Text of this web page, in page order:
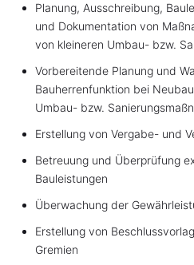
Planung, Ausschreibung,
und Dokumentation von
von kleineren Umbau- bzw.
Vorbereitende Planung und
Bauherrenfunktion bei
Umbau- bzw.
Erstellung von Vergabe- und
Betreuung und Überprüfung
Bauleistungen
Überwachung der
Erstellung von
Gremien